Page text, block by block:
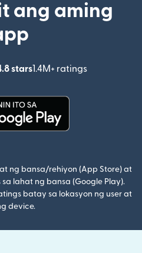
ang aming
stars1.4M+ ratings
(bubukas
ng bansa/rehiyon (App Store) at
lahat ng bansa (Google Play).
batay sa lokasyon ng user at
device.